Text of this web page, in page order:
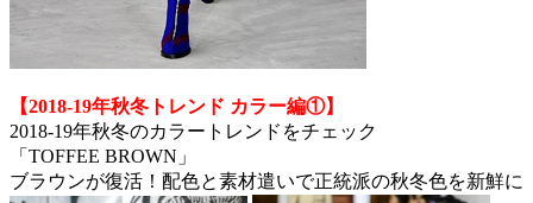
【2018-19年秋冬トレンド カラー編①】
2018-19年秋冬のカラートレンドをチェック
「TOFFEE BROWN」
ブラウンが復活！配色と素材遣いで正統派の秋冬色を新鮮に